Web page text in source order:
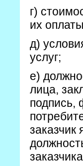
г)
их
д)
услуг;
е)
лица,
подпись,
заказчик